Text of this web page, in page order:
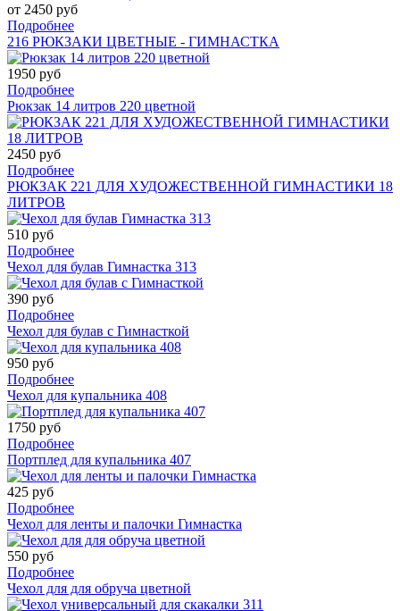
от 2450 руб
Подробнее
216 РЮКЗАКИ ЦВЕТНЫЕ - ГИМНАСТКА
1950 руб
Подробнее
Рюкзак 14 литров 220 цветной
2450 руб
Подробнее
РЮКЗАК 221 ДЛЯ ХУДОЖЕСТВЕННОЙ ГИМНАСТИКИ 18
ЛИТРОВ
510 руб
Подробнее
Чехол для булав Гимнастка 313
390 руб
Подробнее
Чехол для булав с Гимнасткой
950 руб
Подробнее
Чехол для купальника 408
1750 руб
Подробнее
Портплед для купальника 407
425 руб
Подробнее
Чехол для ленты и палочки Гимнастка
550 руб
Подробнее
Чехол для для обруча цветной